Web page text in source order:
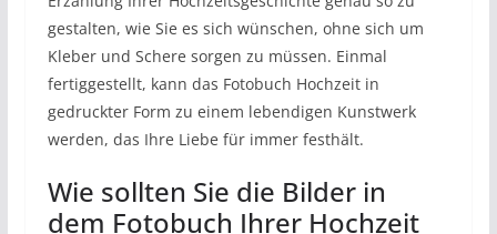
gestalten, wie Sie es sich wünschen, ohne sich um
Kleber und Schere sorgen zu müssen. Einmal
fertiggestellt, kann das Fotobuch Hochzeit in
gedruckter Form zu einem lebendigen Kunstwerk
werden, das Ihre Liebe für immer festhält.
Wie sollten Sie die Bilder in
dem Fotobuch Ihrer Hochzeit